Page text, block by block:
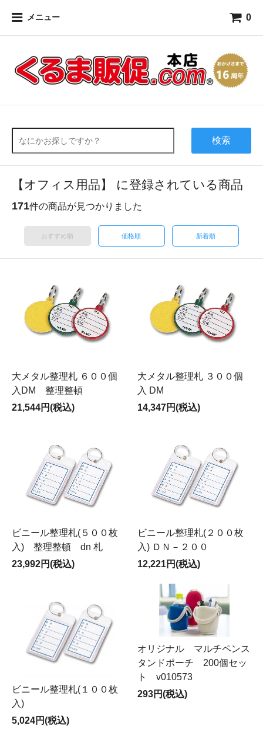
メニュー 0
検索
【オフィス用品】 に登録されている商品
171件の商品が見つかりました
おすすめ順 価格順 新着順
大メタル整理札 ６００個
入DM 整理整頓
21,544円(税込)
大メタル整理札 ３００個
入 DM
14,347円(税込)
ビニール整理札(５００枚
入) 整理整頓 dn 札
23,992円(税込)
ビニール整理札(２００枚
入) ＤＮ－２００
12,221円(税込)
ビニール整理札(１００枚
入)
5,024円(税込)
オリジナル マルチペンス
タンドポーチ 200個セッ
ト v010573
293円(税込)